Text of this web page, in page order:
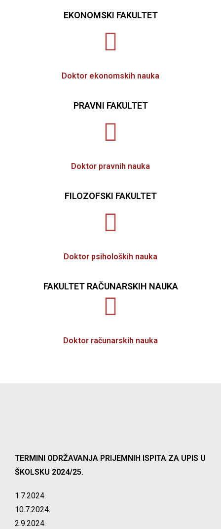
EKONOMSKI FAKULTET
Doktor ekonomskih nauka
PRAVNI FAKULTET
Doktor pravnih nauka
FILOZOFSKI FAKULTET
Doktor psiholoških nauka
FAKULTET RAČUNARSKIH NAUKA
Doktor računarskih nauka
TERMINI ODRŽAVANJA PRIJEMNIH ISPITA ZA UPIS U
ŠKOLSKU 2024/25.
1.7.2024.
10.7.2024.
2.9.2024.